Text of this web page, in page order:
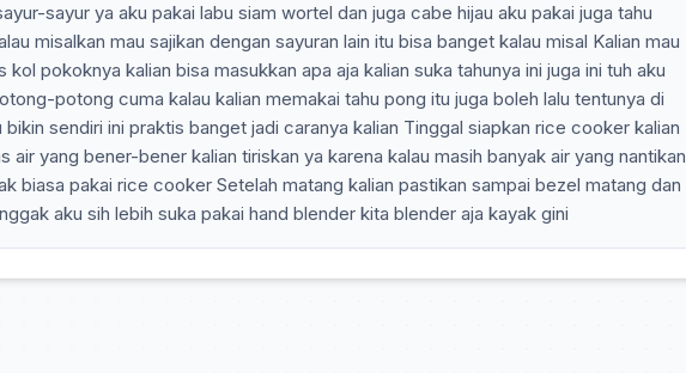
sayur ya aku pakai labu siam wortel dan juga cabe hijau aku pakai juga tahu
misalkan mau sajikan dengan sayuran lain itu bisa banget kalau misal Kalian mau
pokoknya kalian bisa masukkan apa aja kalian suka tahunya ini juga ini tuh aku
potong cuma kalau kalian memakai tahu pong itu juga boleh lalu tentunya di
sendiri ini praktis banget jadi caranya kalian Tinggal siapkan rice cooker kalian
yang bener-bener kalian tiriskan ya karena kalau masih banyak air yang nantikan
biasa pakai rice cooker Setelah matang kalian pastikan sampai bezel matang dan
aku sih lebih suka pakai hand blender kita blender aja kayak gini